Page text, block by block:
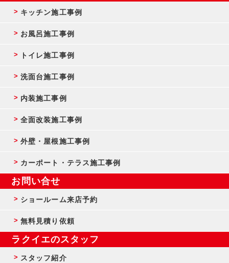
キッチン施工事例
お風呂施工事例
トイレ施工事例
洗面台施工事例
内装施工事例
全面改装施工事例
外壁・屋根施工事例
カーポート・テラス施工事例
お問い合せ
ショールーム来店予約
無料見積り依頼
ラクイエのスタッフ
スタッフ紹介